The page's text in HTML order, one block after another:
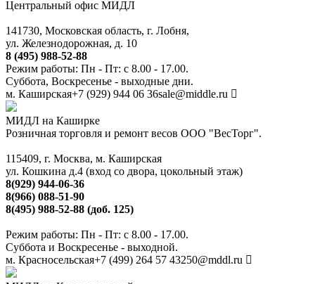
Центральный офис МИДЛ
141730, Московская область, г. Лобня,
ул. Железнодорожная, д. 10
8 (495) 988-52-88
Режим работы: Пн - Пт: с 8.00 - 17.00.
Суббота, Воскресенье - выходные дни.
м. Каширская+7 (929) 944 06 36sale@middle.ru
МИДЛ на Каширке
Розничная торговля и ремонт весов ООО "ВесТорг".
115409, г. Москва, м. Каширская
ул. Кошкина д.4 (вход со двора, цокольный этаж)
8(929) 944-06-36
8(966) 088-51-90
8(495) 988-52-88 (доб. 125)
Режим работы: Пн - Пт: с 8.00 - 17.00.
Суббота и Воскресенье - выходной.
м. Красносельская+7 (499) 264 57 43250@mddl.ru